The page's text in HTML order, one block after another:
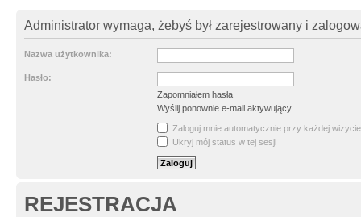
Administrator wymaga, żebyś był zarejestrowany i
Nazwa użytkownika:
Hasło:
Zapomniałem hasła
Wyślij ponownie e-mail aktywujący
Zaloguj mnie automatycznie przy każdej wizycie
Ukryj mój status w tej sesji
REJESTRACJA